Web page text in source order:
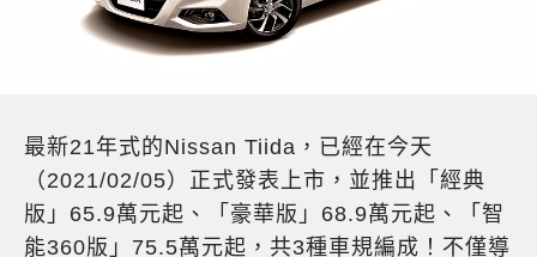
最新21年式的Nissan Tiida，已經在今天
（2021/02/05）正式發表上市，並推出「經典
版」65.9萬元起、「豪華版」68.9萬元起、「智
能360版」75.5萬元起，共3種車規編成！不僅導